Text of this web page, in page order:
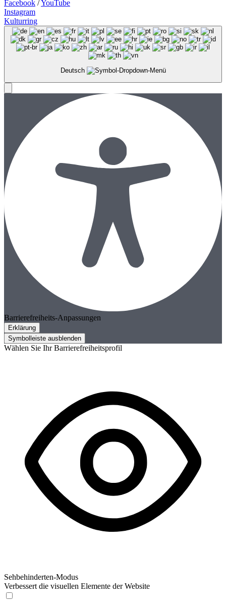
Facebook /YouTube
Instagram
Kulturring
Deutsch
Barrierefreiheits-Anpassungen
Erklärung
Symbolleiste ausblenden
Wählen Sie Ihr Barrierefreiheitsprofil
Sehbehinderten-Modus
Verbessert die visuellen Elemente der Website